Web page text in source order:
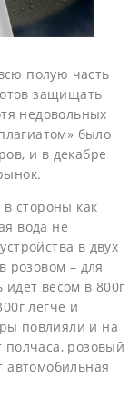
полую часть
защищать
недовольных
было
и в декабре
стороны как
вода не
в двух
розовом – для
весом в 800г
легче и
повлияли и на
полчаса, розовый
автомобильная